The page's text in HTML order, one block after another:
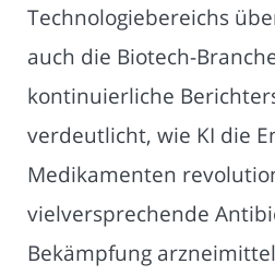
Technologiebereichs
auch die Biotech-
kontinuierliche
verdeutlicht, wie KI die
Medikamenten
vielversprechende
Bekämpfung